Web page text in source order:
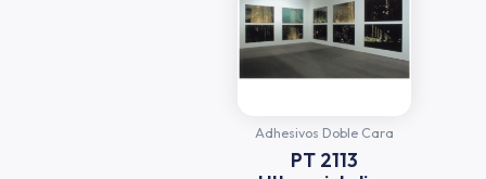
Adhesivos Doble Cara
PT 2113